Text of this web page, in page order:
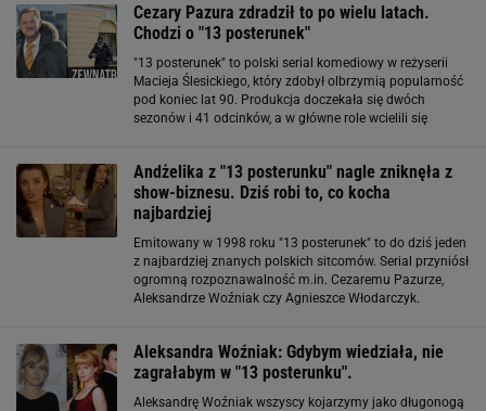
Cezary Pazura zdradził to po wielu latach.
Chodzi o "13 posterunek"
"13 posterunek" to polski serial komediowy w reżyserii
Macieja Ślesickiego, który zdobył olbrzymią popularność
pod koniec lat 90. Produkcja doczekała się dwóch
sezonów i 41 odcinków, a w główne role wcielili się
Andżelika z "13 posterunku" nagle zniknęła z
show-biznesu. Dziś robi to, co kocha
najbardziej
Emitowany w 1998 roku "13 posterunek" to do dziś jeden
z najbardziej znanych polskich sitcomów. Serial przyniósł
ogromną rozpoznawalność m.in. Cezaremu Pazurze,
Aleksandrze Woźniak czy Agnieszce Włodarczyk.
Aleksandra Woźniak: Gdybym wiedziała, nie
zagrałabym w "13 posterunku".
Aleksandrę Woźniak wszyscy kojarzymy jako długonogą